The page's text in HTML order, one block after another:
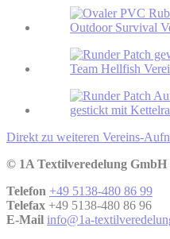
Direkt zu weiteren Vereins-
© 1A Textilveredelung
Telefon +49 5138-480 86 99
Telefax +49 5138-480 86 96
E-Mail info@1a-